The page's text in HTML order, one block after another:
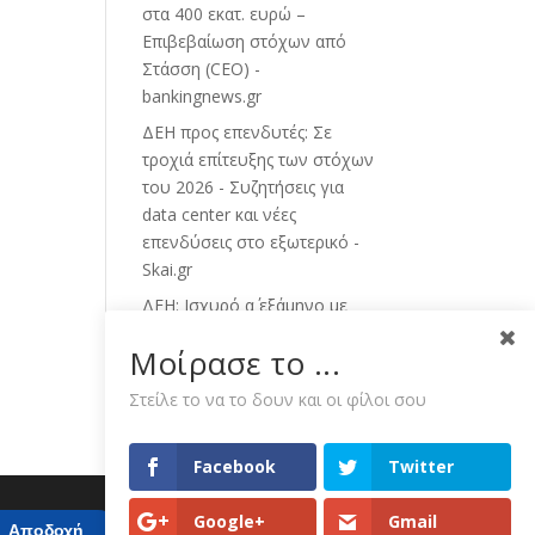
στα 400 εκατ. ευρώ –
Επιβεβαίωση στόχων από
Στάσση (CEO) -
bankingnews.gr
ΔΕΗ προς επενδυτές: Σε
τροχιά επίτευξης των στόχων
του 2026 - Συζητήσεις για
data center και νέες
επενδύσεις στο εξωτερικό -
Skai.gr
ΔΕΗ: Ισχυρό α΄ εξάμηνο με
€1,2 δισ. - newmoney.gr
Γιώργος Στάσσης (ΔΕΗ):
επίτευξης των στόχων μας -
mononews.gr
Αποδοχή Απόρριψη Ρυθμίσεις
Μοίρασε το ...
Στείλε το να το δουν και οι φίλοι σου
Facebook Twitter
Google+ Gmail